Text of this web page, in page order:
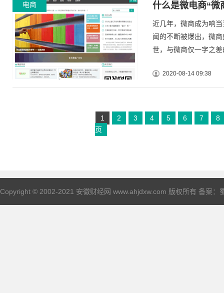
电商 什么是微电商“微
近几年，微商成为响
闻的不断被爆出，微
世，与微商仅一字之
2020-08-14 09:38
1 2 3 4 5 6 7
8
页
Copyright © 2002-2021 安徽财经网 www.ahjdxw.com 版权所有 备案：